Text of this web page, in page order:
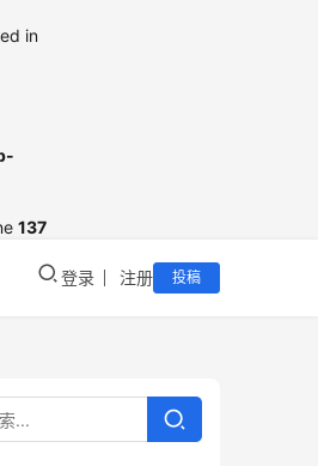
in
137
登录 注册 投稿